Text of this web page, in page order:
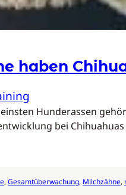
haben
Hunderassen
bei
, Gesamtüberwachung, Milchzähne,